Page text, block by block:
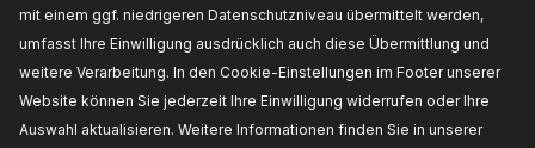
mit einem ggf. niedrigeren Datenschutzniveau übermittelt werden,
umfasst Ihre Einwilligung ausdrücklich auch diese Übermittlung und
weitere Verarbeitung. In den Cookie-Einstellungen im Footer unserer
Website können Sie jederzeit Ihre Einwilligung widerrufen oder Ihre
Auswahl aktualisieren. Weitere Informationen finden Sie in unserer
Rippenanzahl:6,Länge [mm]:1195,Anzahl
beinhaltete
Rollen:1,Gewicht [g]: 1200, Breite [mm]: 21,
Hersteller Artikelnummer:
542R0004,
Hersteller:RIDEX,EAN-Nummer(n):
4059191672448
Nicht auf Lager